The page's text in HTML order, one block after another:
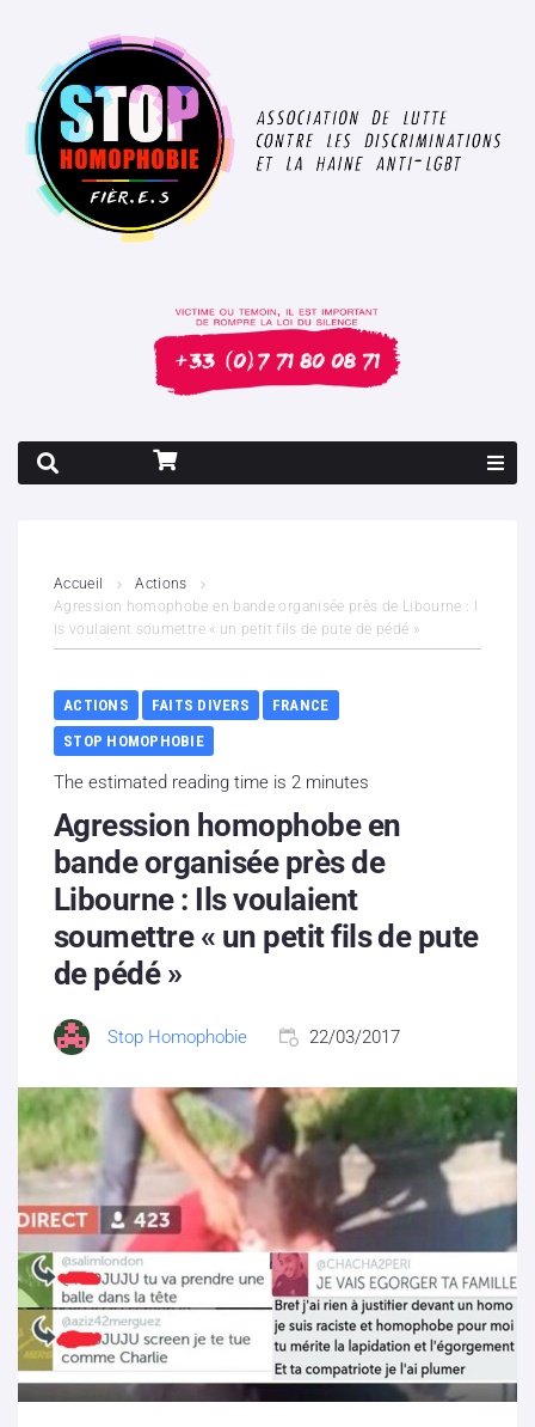
Contenus litigieux
Nous soutenir
Boutique
Partenaires
Contacts
Hébergement solidaire
Accueil
Actions
Agression homophobe en bande organisée près de Libourne : I
ls voulaient soumettre « un petit fils de pute de pédé »
ACTIONS FAITS DIVERS
FRANCE
STOP HOMOPHOBIE
The estimated reading time is 2 minutes
Agression homophobe en
bande organisée près de
Libourne : Ils voulaient
soumettre « un petit fils de pute
de pédé »
Stop Homophobie 22/03/2017